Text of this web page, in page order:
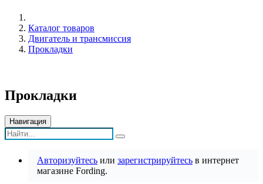
Каталог товаров
Двигатель и трансмиссия
Прокладки
Прокладки
Навигация
Авторизуйтесь или зарегистрируйтесь в интернет
магазине Fording.